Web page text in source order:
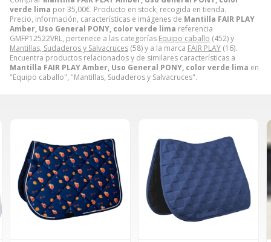
verde lima por35,00€. Producto en stock, recogida en tienda.
Precio, información, características e imágenes de Mantilla FAIR PLAY
Amber, Uso General PONY, color verde lima referencia
GMFP12522VRL, pertenece a las categorías Equipo caballo (452) y
Mantillas, Sudaderos y Salvacruces (58) y a la marca FAIR PLAY (16).
Encuentra productos relacionados y de similares características a
Mantilla FAIR PLAY Amber, Uso General PONY, color verde lima en
"Equipo caballo", "Mantillas, Sudaderos y Salvacruces".